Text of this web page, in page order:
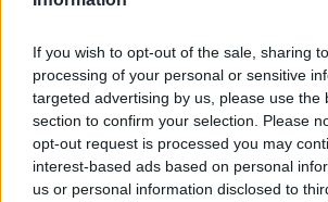
If you wish to opt-out of the sale, sharing
processing of your personal or sensitive
targeted advertising by us, please use the
section to confirm your selection. Please
opt-out request is processed you may
interest-based ads based on personal
us or personal information disclosed to